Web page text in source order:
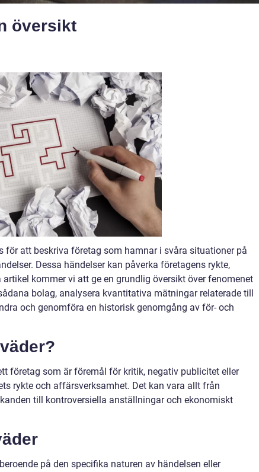
översikt
för att beskriva företag som hamnar i svåra situationer på
Dessa händelser kan påverka företagens rykte,
kommer vi att ge en grundlig översikt över fenomenet
bolag, analysera kvantitativa mätningar relaterade till
och genomföra en historisk genomgång av för- och
företag som är föremål för kritik, negativ publicitet eller
rykte och affärsverksamhet. Det kan vara allt från
till kontroversiella anställningar och ekonomiskt
på den specifika naturen av händelsen eller